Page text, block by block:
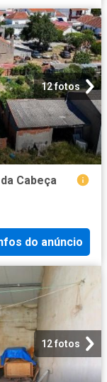
12 fotos
Cabeça
do anúncio
12 fotos